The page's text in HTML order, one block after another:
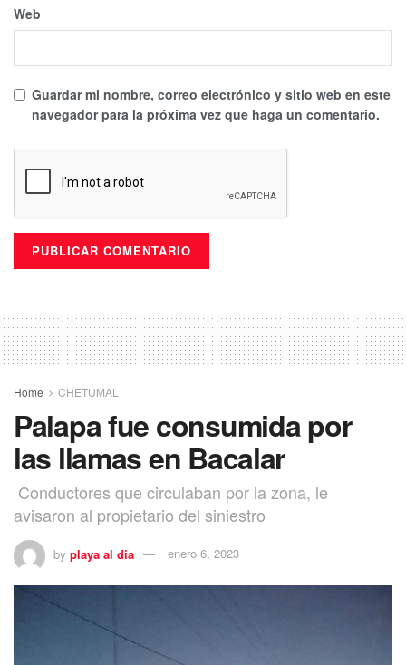
Web
Guardar mi nombre, correo electrónico y sitio web en este
navegador para la próxima vez que haga un comentario.
Home CHETUMAL
Palapa fue consumida por
las llamas en Bacalar
Conductores que circulaban por la zona, le
avisaron al propietario del siniestro
by playa al dia enero 6, 2023